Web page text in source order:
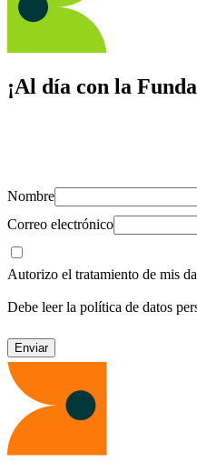
¡Al día con la
Nombre
Correo electrónico
Autorizo el tratamiento de mis
Debe leer la política de datos